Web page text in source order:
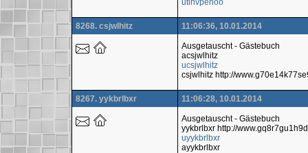
8268. csjwlhitz 11:06:36, 10.01.2014
Ausgetauscht - Gästebuch
acsjwlhitz
ucsjwlhitz
csjwlhitz http://
8267. yykbrlbxr 11:06:28, 10.01.2014
Ausgetauscht - Gästebuch
yykbrlbxr http://
uyykbrlbxr
ayykbrlbxr